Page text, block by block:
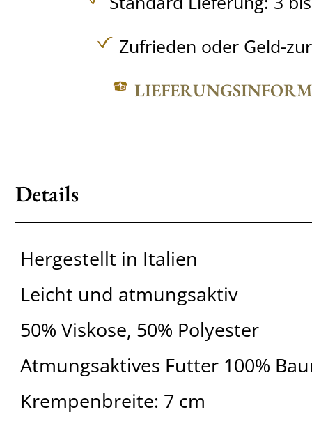
Zufrieden oder Geld-
Details
Hergestellt in Italien
Leicht und atmungsaktiv
50% Viskose, 50% Polyester
Atmungsaktives Futter 100%
Krempenbreite: 7 cm